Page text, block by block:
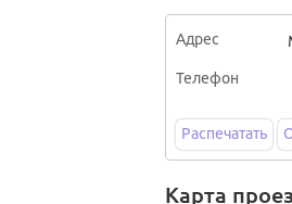
Адрес
Телефон
Распечатать
Карта